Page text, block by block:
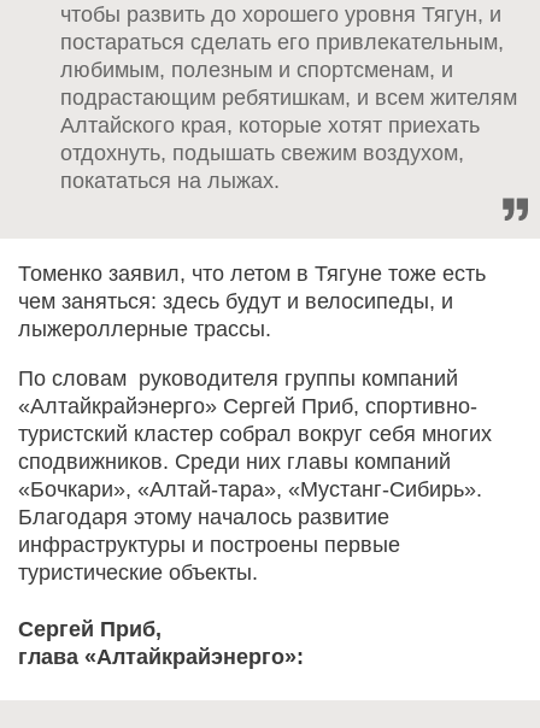
чтобы развить до хорошего уровня Тягун, и
постараться сделать его привлекательным,
любимым, полезным и спортсменам, и
подрастающим ребятишкам, и всем жителям
Алтайского края, которые хотят приехать
отдохнуть, подышать свежим воздухом,
покататься на лыжах.
Томенко заявил, что летом в Тягуне тоже есть
чем заняться: здесь будут и велосипеды, и
лыжероллерные трассы.
По словам руководителя группы компаний
«Алтайкрайэнерго» Сергей Приб, спортивно-
туристский кластер собрал вокруг себя многих
сподвижников. Среди них главы компаний
«Бочкари», «Алтай-тара», «Мустанг-Сибирь».
Благодаря этому началось развитие
инфраструктуры и построены первые
туристические объекты.
Сергей Приб,
глава «Алтайкрайэнерго»: